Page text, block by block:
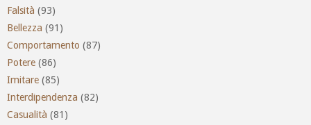
Falsità (93)
Bellezza (91)
Comportamento (87)
Potere (86)
Imitare (85)
Interdipendenza (82)
Casualità (81)